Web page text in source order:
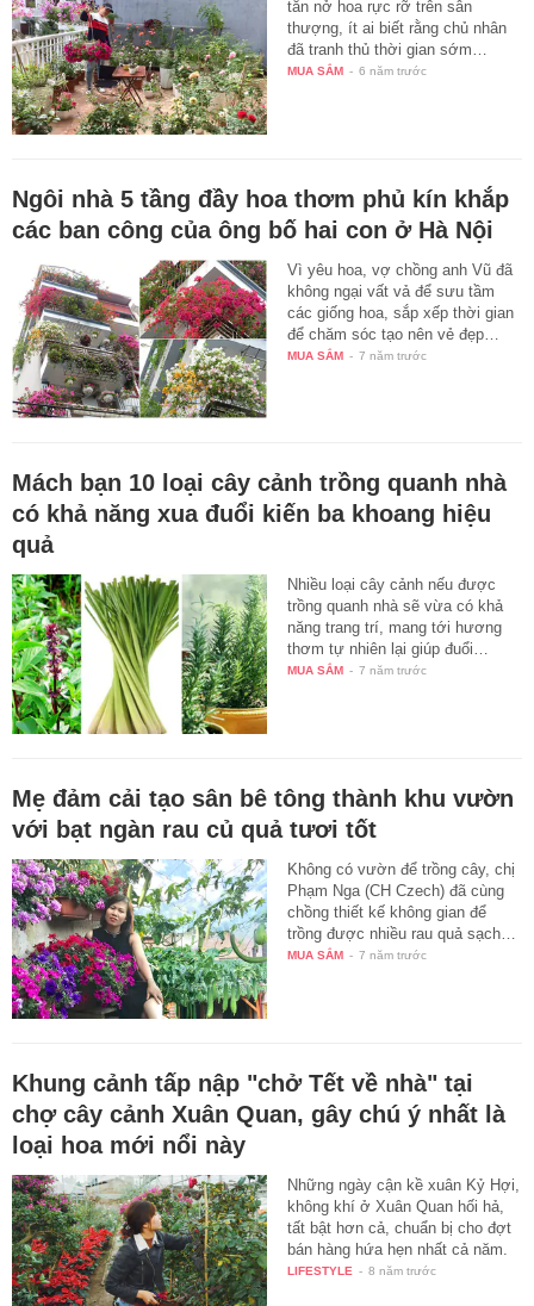
tắn nở hoa rực rỡ trên sân
thượng, ít ai biết rằng chủ nhân
đã tranh thủ thời gian sớm…
MUA SẮM - 6 năm trước
Ngôi nhà 5 tầng đầy hoa thơm phủ kín khắp
các ban công của ông bố hai con ở Hà Nội
Vì yêu hoa, vợ chồng anh Vũ đã
không ngại vất vả để sưu tầm
các giống hoa, sắp xếp thời gian
để chăm sóc tạo nên vẻ đẹp…
MUA SẮM - 7 năm trước
Mách bạn 10 loại cây cảnh trồng quanh nhà
có khả năng xua đuổi kiến ba khoang hiệu
quả
Nhiều loại cây cảnh nếu được
trồng quanh nhà sẽ vừa có khả
năng trang trí, mang tới hương
thơm tự nhiên lại giúp đuổi…
MUA SẮM - 7 năm trước
Mẹ đảm cải tạo sân bê tông thành khu vườn
với bạt ngàn rau củ quả tươi tốt
Không có vườn để trồng cây, chị
Phạm Nga (CH Czech) đã cùng
chồng thiết kế không gian để
trồng được nhiều rau quả sạch…
MUA SẮM - 7 năm trước
Khung cảnh tấp nập "chở Tết về nhà" tại
chợ cây cảnh Xuân Quan, gây chú ý nhất là
loại hoa mới nổi này
Những ngày cận kề xuân Kỷ Hợi,
không khí ở Xuân Quan hối hả,
tất bật hơn cả, chuẩn bị cho đợt
bán hàng hứa hẹn nhất cả năm.
LIFESTYLE - 8 năm trước